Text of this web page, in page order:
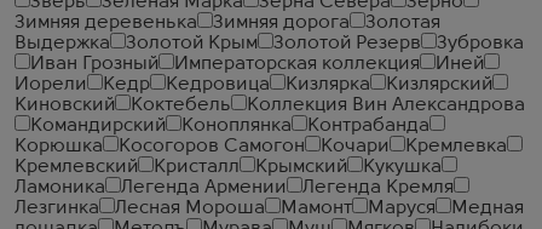
Зимняя деревенька
Зимняя дорога
Золотая
Выдержка
Золотой Крым Золотой Резерв
Зубровка
Иван Грозный
Императорская коллекция
Иней
Иорели
Кедр Кедровица Кизлярка
Кизлярский
Киновский
Коктебель
Коллекция Вин Александрова
Командирский
Коноплянка
Контрабанда
Корюшка
Косогоров Самогон Кочари
Кремлевка
Кремлевский
Кристалл Крымский
Кукушка
Ламоника
Легенда Армении
Легенда Кремля
Лезгинка
Лесная Мороша Мамонт Маруся
Медная